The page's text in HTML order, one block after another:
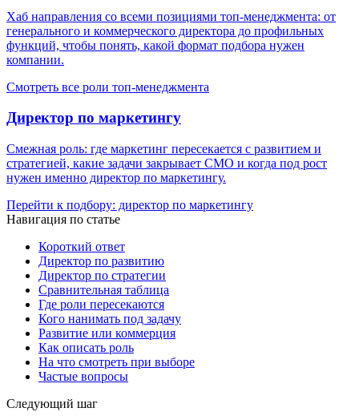
Хаб направления со всеми позициями топ-менеджмента: от
генерального и коммерческого директора до профильных
функций, чтобы понять, какой формат подбора нужен
компании.
Смотреть все роли топ-менеджмента
Директор по маркетингу
Смежная роль: где маркетинг пересекается с развитием и
стратегией, какие задачи закрывает CMO и когда под рост
нужен именно директор по маркетингу.
Перейти к подбору: директор по маркетингу
Навигация по статье
Короткий ответ
Директор по развитию
Директор по стратегии
Сравнительная таблица
Где роли пересекаются
Кого нанимать под задачу
Развитие или коммерция
Как описать роль
На что смотреть при выборе
Частые вопросы
Следующий шаг